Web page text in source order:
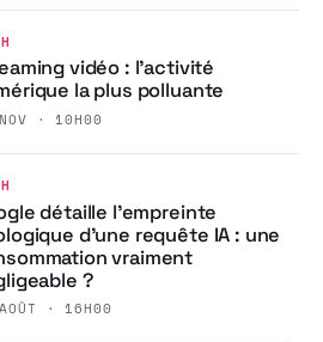
vidéo : l’activité
la plus polluante
· 10H00
détaille l’empreinte
d’une requête IA : une
vraiment
?
· 16H00